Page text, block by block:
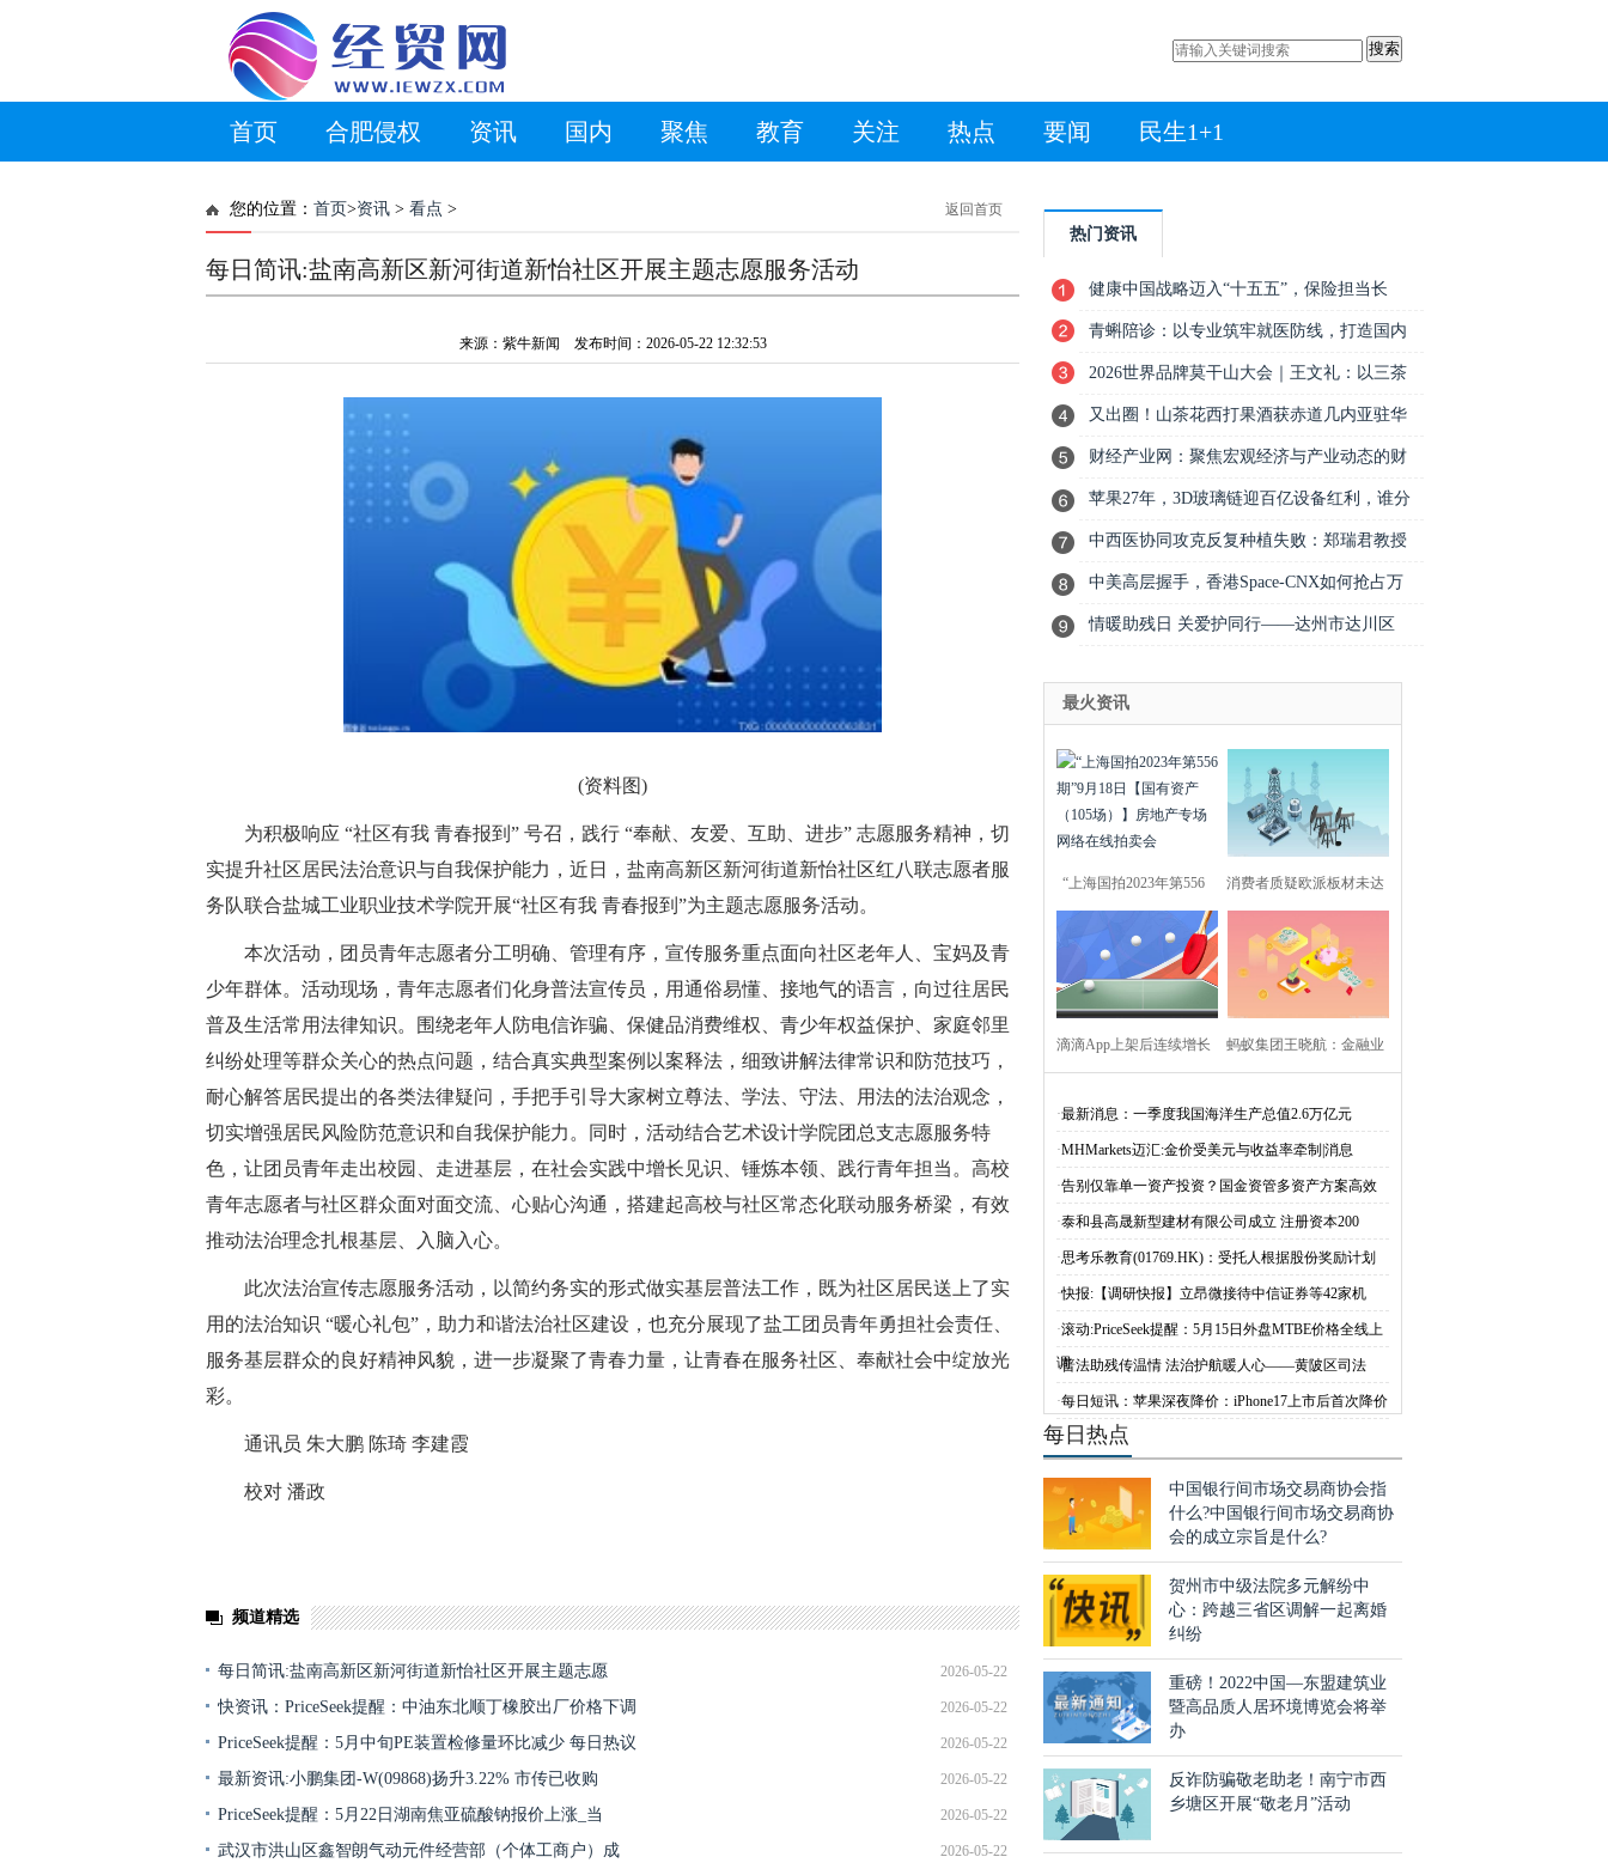
搜索
首页 合肥侵权 资讯 国内 聚焦 教育 关注 热点 要闻 民生1+1
您的位置： 首页>资讯 > 看点 > 返回首页
每日简讯:盐南高新区新河街道新怡社区开展主题志愿服务活动
来源：紫牛新闻 发布时间：2026-05-22 12:32:53
(资料图)
为积极响应 “社区有我 青春报到” 号召，践行 “奉献、友爱、互助、进步” 志愿服务精神，切
实提升社区居民法治意识与自我保护能力，近日，盐南高新区新河街道新怡社区红八联志愿者服
务队联合盐城工业职业技术学院开展“社区有我 青春报到”为主题志愿服务活动。
本次活动，团员青年志愿者分工明确、管理有序，宣传服务重点面向社区老年人、宝妈及青
少年群体。活动现场，青年志愿者们化身普法宣传员，用通俗易懂、接地气的语言，向过往居民
普及生活常用法律知识。围绕老年人防电信诈骗、保健品消费维权、青少年权益保护、家庭邻里
纠纷处理等群众关心的热点问题，结合真实典型案例以案释法，细致讲解法律常识和防范技巧，
耐心解答居民提出的各类法律疑问，手把手引导大家树立尊法、学法、守法、用法的法治观念，
切实增强居民风险防范意识和自我保护能力。同时，活动结合艺术设计学院团总支志愿服务特
色，让团员青年走出校园、走进基层，在社会实践中增长见识、锤炼本领、践行青年担当。高校
青年志愿者与社区群众面对面交流、心贴心沟通，搭建起高校与社区常态化联动服务桥梁，有效
推动法治理念扎根基层、入脑入心。
此次法治宣传志愿服务活动，以简约务实的形式做实基层普法工作，既为社区居民送上了实
用的法治知识 “暖心礼包”，助力和谐法治社区建设，也充分展现了盐工团员青年勇担社会责任、
服务基层群众的良好精神风貌，进一步凝聚了青春力量，让青春在服务社区、奉献社会中绽放光
彩。
通讯员 朱大鹏 陈琦 李建霞
校对 潘政
频道精选
每日简讯:盐南高新区新河街道新怡社区开展主题志愿 2026-05-22
快资讯：PriceSeek提醒：中油东北顺丁橡胶出厂价格下调 2026-05-22
PriceSeek提醒：5月中旬PE装置检修量环比减少 每日热议 2026-05-22
最新资讯:小鹏集团-W(09868)扬升3.22% 市传已收购 2026-05-22
PriceSeek提醒：5月22日湖南焦亚硫酸钠报价上涨_当 2026-05-22
武汉市洪山区鑫智朗气动元件经营部（个体工商户）成 2026-05-22
热门资讯
健康中国战略迈入“十五五”，保险担当长
青蝌陪诊：以专业筑牢就医防线，打造国内
2026世界品牌莫干山大会｜王文礼：以三茶
又出圈！山茶花西打果酒获赤道几内亚驻华
财经产业网：聚焦宏观经济与产业动态的财
苹果27年，3D玻璃链迎百亿设备红利，谁分
中西医协同攻克反复种植失败：郑瑞君教授
中美高层握手，香港Space-CNX如何抢占万
情暖助残日 关爱护同行——达州市达川区
最火资讯
“上海国拍2023年第556
期”9月18日【国有
消费者质疑欧派板材未达
承诺等级；最新69
滴滴App上架后连续增长 蚂蚁集团王晓航：金融业
·最新消息：一季度我国海洋生产总值2.6万亿元
·MHMarkets迈汇:金价受美元与收益率牵制|消息
·告别仅靠单一资产投资？国金资管多资产方案高效
·泰和县高晟新型建材有限公司成立 注册资本200
·思考乐教育(01769.HK)：受托人根据股份奖励计划
·快报:【调研快报】立昂微接待中信证券等42家机
·滚动:PriceSeek提醒：5月15日外盘MTBE价格全线上
调
·普法助残传温情 法治护航暖人心——黄陂区司法
·每日短讯：苹果深夜降价：iPhone17上市后首次降价
每日热点
中国银行间市场交易商协会指
什么?中国银行间市场交易商协
会的成立宗旨是什么?
贺州市中级法院多元解纷中
心：跨越三省区调解一起离婚
纠纷
重磅！2022中国—东盟建筑业
暨高品质人居环境博览会将举
办
反诈防骗敬老助老！南宁市西
乡塘区开展“敬老月”活动